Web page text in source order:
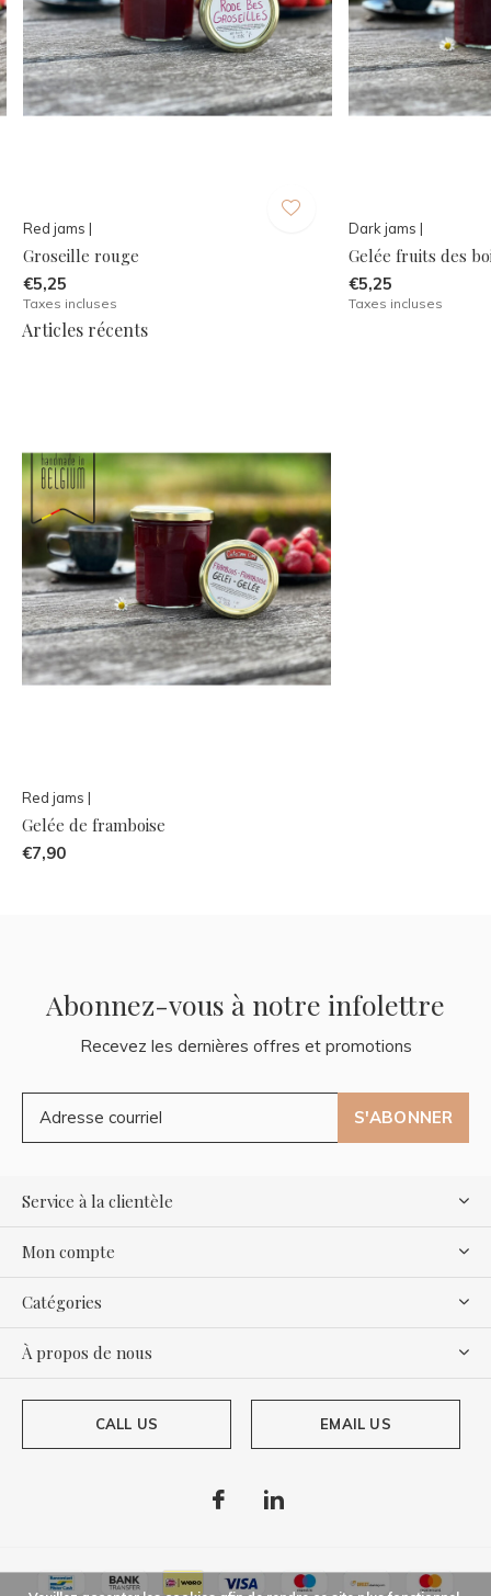
Red jams |
Groseille rouge
€5,25
Taxes incluses
Dark jams |
Gelée fruits des
€5,25
Taxes incluses
Articles récents
Red jams |
Gelée de framboise
€7,90
Abonnez-vous à notre infolettre
Recevez les dernières offres et promotions
S'ABONNER
Service à la clientèle
Mon compte
Catégories
À propos de nous
CALL US EMAIL US